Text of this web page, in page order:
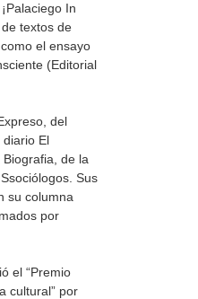
In
textos de
el ensayo
(Editorial
del
El
de la
Sus
su columna
por
el “Premio
cultural” por